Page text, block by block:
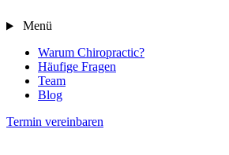
Menü
Warum Chiropractic?
Häufige Fragen
Team
Blog
Termin vereinbaren